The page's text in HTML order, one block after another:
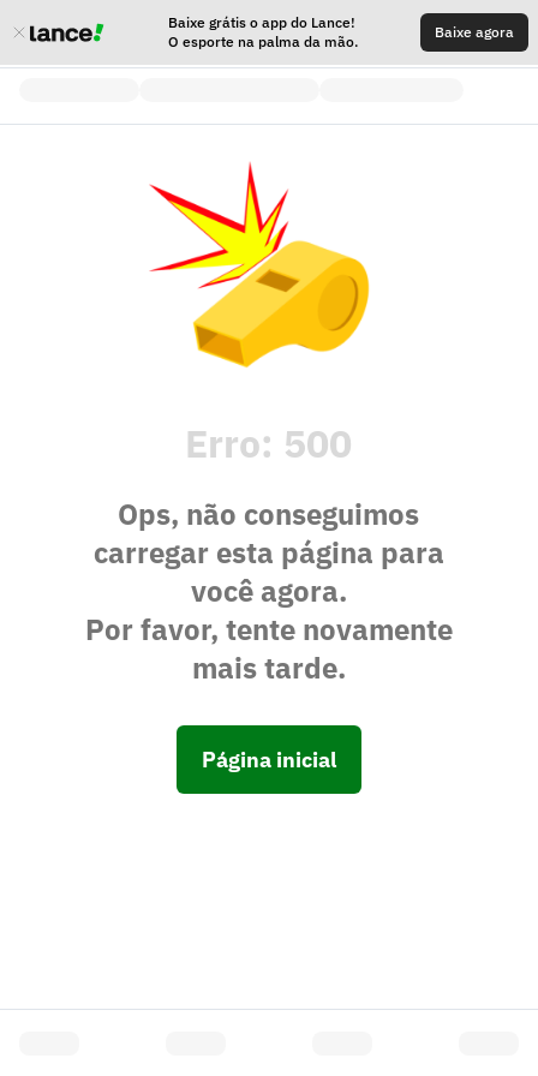
Baixe grátis o app do Lance!
O esporte na palma da mão.
Baixe agora
Erro: 500
Ops, não conseguimos
carregar esta página para
você agora.
Por favor, tente novamente
mais tarde.
Página inicial